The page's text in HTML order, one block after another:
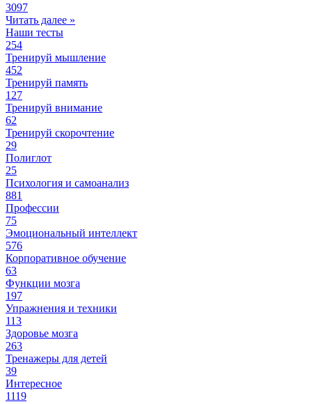
3097
Читать далее »
Наши тесты
254
Тренируй мышление
452
Тренируй память
127
Тренируй внимание
62
Тренируй скорочтение
29
Полиглот
25
Психология и самоанализ
881
Профессии
75
Эмоциональный интеллект
576
Корпоративное обучение
63
Функции мозга
197
Упражнения и техники
113
Здоровье мозга
263
Тренажеры для детей
39
Интересное
1119